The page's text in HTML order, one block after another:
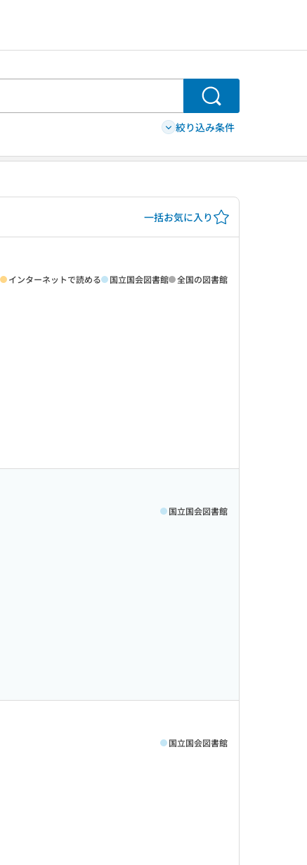
検索
絞り込み条件
一括お気に入り
インターネットで読める 国立国会図書館 全国の図書館
国立国会図書館
国立国会図書館